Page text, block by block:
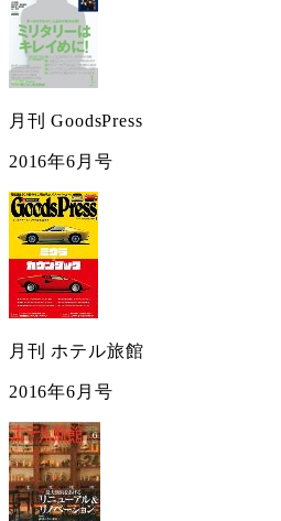
月刊 GoodsPress
2016年6月号
月刊 ホテル旅館
2016年6月号